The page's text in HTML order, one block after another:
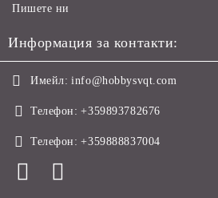
Пишете ни
Информация за контакти:
Имейл: info@hobbysvqt.com
Телефон: +359893782676
Телефон: +359888837004